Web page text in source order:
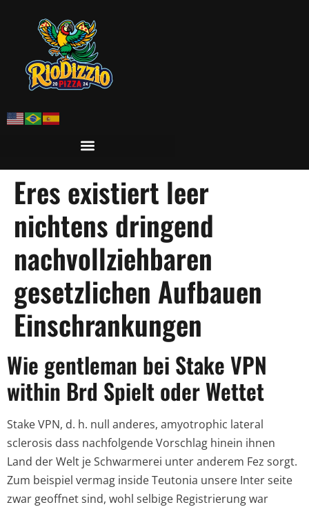
Eres existiert leer
nichtens dringend
nachvollziehbaren
gesetzlichen Aufbauen
Einschrankungen
Wie gentleman bei Stake VPN
within Brd Spielt oder Wettet
Stake VPN, d. h. null anderes, amyotrophic lateral
sclerosis dass nachfolgende Vorschlag hinein ihnen
Land der Welt je Schwarmerei unter anderem Fez sorgt.
Zum beispiel vermag inside Teutonia unsere Inter seite
zwar geoffnet sind, wohl selbige Registrierung war